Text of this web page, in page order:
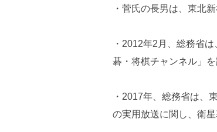
・菅氏の長男は、東北
・2012年2月、総務省
碁・将棋チャンネル」を
・2017年、総務省は、
の実用放送に関し、衛